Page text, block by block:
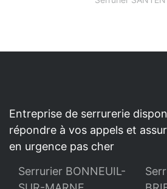
Entreprise de serrurerie
répondre à vos appels et
en urgence pas cher
Serrurier BONNEUIL-